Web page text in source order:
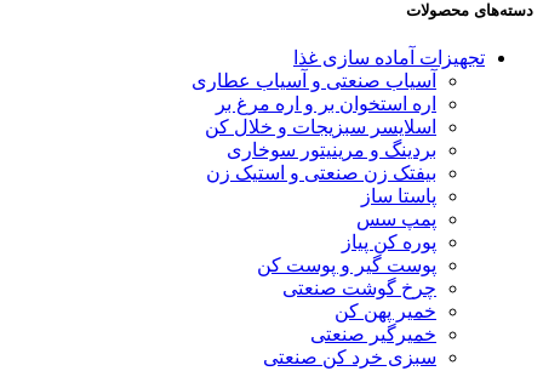
دسته‌های محصولات
تجهیزات آماده سازی غذا
آسیاب صنعتی و آسیاب عطاری
اره استخوان بر و اره مرغ بر
اسلایسر سبزیجات و خلال کن
بردینگ و مرینیتور سوخاری
بیفتک زن صنعتی و استیک زن
پاستا ساز
پمپ سس
پوره کن پیاز
پوست گیر و پوست کن
چرخ گوشت صنعتی
خمیر پهن کن
خمیرگیر صنعتی
سبزی خرد کن صنعتی